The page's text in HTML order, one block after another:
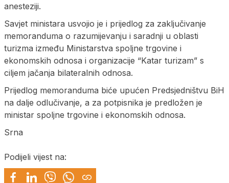
anesteziji.
Savjet ministara usvojio je i prijedlog za zaključivanje
memoranduma o razumijevanju i saradnji u oblasti
turizma između Ministarstva spoljne trgovine i
ekonomskih odnosa i organizacije “Katar turizam” s
ciljem jačanja bilateralnih odnosa.
Prijedlog memoranduma biće upućen Predsjedništvu BiH
na dalje odlučivanje, a za potpisnika je predložen je
ministar spoljne trgovine i ekonomskih odnosa.
Srna
Podijeli vijest na: